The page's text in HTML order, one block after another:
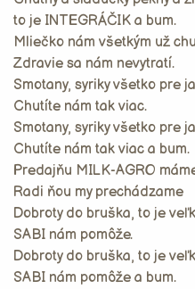
to je INTEGRÁČIK a bum.
Mliečko nám všetkým už
Zdravie sa nám nevytratí.
Smotany, syriky všetko pre
Chutíte nám tak viac.
Smotany, syriky všetko pre
Chutíte nám tak viac a bum.
Predajňu MILK-AGRO
Radi ňou my prechádzame
Dobroty do bruška, to je
SABI nám pomôže.
Dobroty do bruška, to je
SABI nám pomôže a bum.